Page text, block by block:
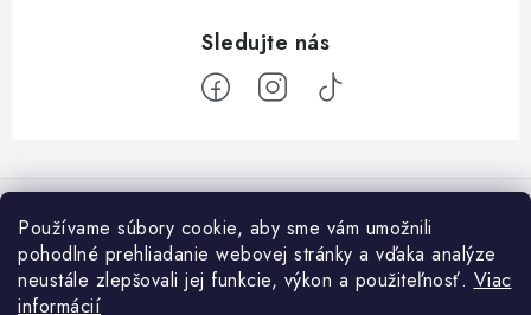
Používame súbory cookie, aby sme vám umožnili
pohodlné prehliadanie webovej stránky a vďaka analýze
neustále zlepšovali jej funkcie, výkon a použiteľnosť. Viac
informácií
á
O nás
Platba a dodanie
Otvaracie hodiny veľkosklad